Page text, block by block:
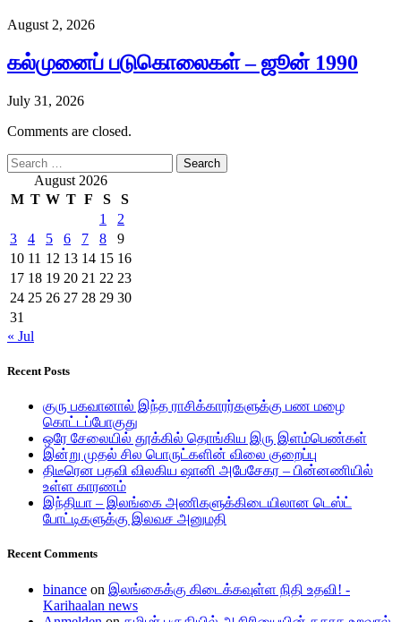
August 2, 2026
கல்முனைப் படுகொலைகள் – ஜூன் 1990
July 31, 2026
Comments are closed.
Search
for: August 2026
M T W T F S
S
1
2
3
4 5 6 7 8
9
10 11 12 13 14 15 16
17 18 19 20 21 22 23
24 25 26 27 28 29 30
31
« Jul
Recent Posts
குரு பகவானால் இந்த ராசிக்காரர்களுக்கு பண மழை
கொட்டப்போகுது
ஒரே சேலையில் தூக்கில் தொங்கிய இரு இளம்பெண்கள்
இன்று முதல் சில பொருட்களின் விலை குறைப்பு
திடீரென பதவி விலகிய ஷானி அபேசேகர – பின்னணியில்
உள்ள காரணம்
இந்தியா – இலங்கை அணிகளுக்கிடையிலான டெஸ்ட்
போட்டிகளுக்கு இலவச அனுமதி
Recent Comments
binance on இலங்கைக்கு கிடைக்கவுள்ள நிதி உதவி! -
Karihaalan news